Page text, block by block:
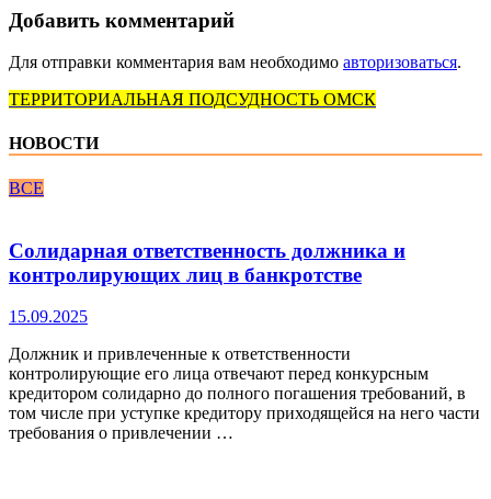
Добавить комментарий
Для отправки комментария вам необходимо авторизоваться.
ТЕРРИТОРИАЛЬНАЯ ПОДСУДНОСТЬ ОМСК
НОВОСТИ
ВСЕ
Солидарная ответственность должника и
контролирующих лиц в банкротстве
15.09.2025
Должник и привлеченные к ответственности
контролирующие его лица отвечают перед конкурсным
кредитором солидарно до полного погашения требований, в
том числе при уступке кредитору приходящейся на него части
требования о привлечении …